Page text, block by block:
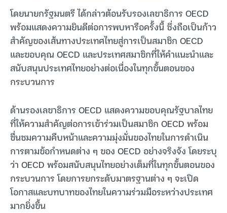
โดยนายกรัฐมนตรี ได้กล่าวต้อนรับรองเลขาธิการ OECD
พร้อมแสดงความยินดีต่อการพบหารือครั้งนี้ ซึ่งถือเป็นก้าว
สำคัญของเส้นทางประเทศไทยสู่การเป็นสมาชิก OECD
และขอบคุณ OECD และประเทศสมาชิกที่ให้คำแนะนำและ
สนับสนุนประเทศไทยอย่างต่อเนื่องในทุกขั้นตอนของ
กระบวนการ
ด้านรองเลขาธิการ OECD แสดงความขอบคุณรัฐบาลไทย
ที่ให้ความสำคัญต่อการเข้าร่วมเป็นสมาชิก OECD พร้อม
ชื่นชมความคืบหน้าและความมุ่งมั่นของไทยในการดำเนิน
การตามข้อกำหนดต่าง ๆ ของ OECD อย่างจริงจัง โดยระบุ
ว่า OECD พร้อมสนับสนุนไทยอย่างเต็มที่ในทุกขั้นตอนของ
กระบวนการ โดยการยกระดับมาตรฐานต่าง ๆ จะเปิด
โอกาสและบทบาทของไทยในความร่วมมือระหว่างประเทศ
มากยิ่งขึ้น